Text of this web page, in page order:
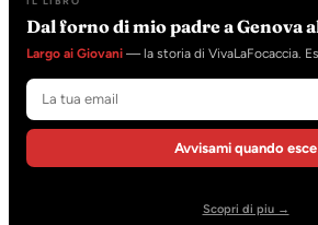
Dal forno di mio padre a Genova
Largo ai Giovani — la storia di VivaLaFocaccia.
Avvisami quando esce
Scopri di piu →